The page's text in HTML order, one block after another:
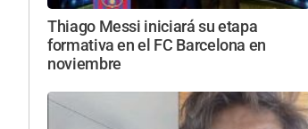
Thiago Messi iniciará su etapa
formativa en el FC Barcelona en
noviembre